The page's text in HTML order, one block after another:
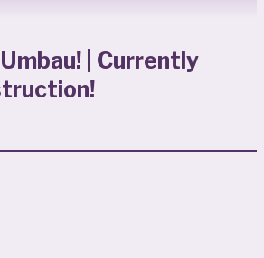
| Currently